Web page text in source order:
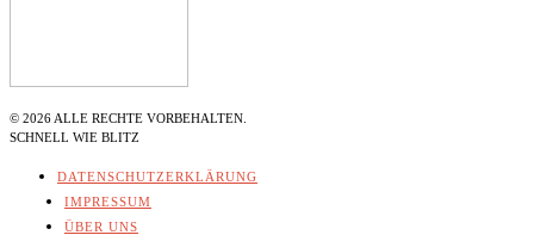
© 2026 ALLE RECHTE VORBEHALTEN.
SCHNELL WIE BLITZ
DATENSCHUTZERKLÄRUNG
IMPRESSUM
ÜBER UNS